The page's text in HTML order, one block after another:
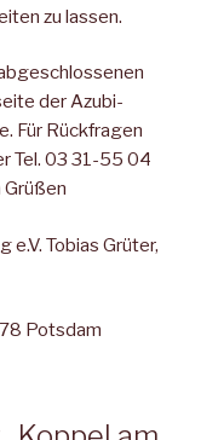
zu lassen.
der Azubi-
Für Rückfragen
Tel. 03 31-55 04
Tobias Grüter,
Potsdam